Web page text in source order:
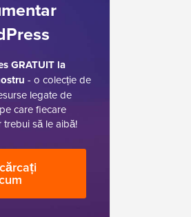
GRATUIT la
- o colecție de
legate de
care fiecare
să le aibă!